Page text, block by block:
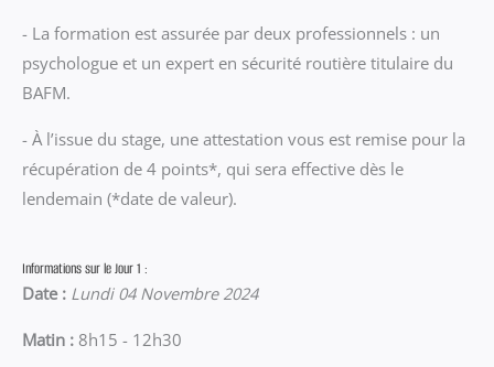
- La formation est assurée par deux professionnels : un
psychologue et un expert en sécurité routière titulaire du
BAFM.
- À l’issue du stage, une attestation vous est remise pour la
récupération de 4 points*, qui sera effective dès le
lendemain (*date de valeur).
Informations sur le Jour 1 :
Date : Lundi 04 Novembre 2024
Matin : 8h15 - 12h30